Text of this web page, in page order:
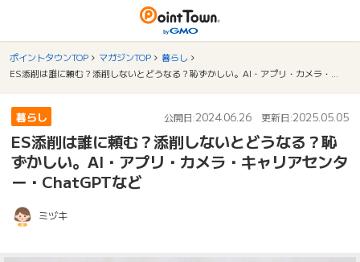
ポイントタウンTOP マガジンTOP
暮らし
暮らし 公開日:2024.06.26 更新日:2025.05.05
ES添削は誰に頼む？添削しないとどうなる？恥
ずかしい。AI・アプリ・カメラ・キャリアセンタ
ー・ChatGPTなど
ミヅキ